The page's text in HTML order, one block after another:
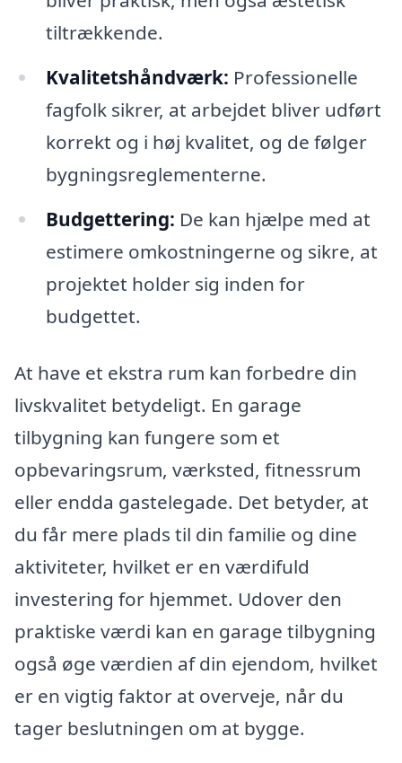
tiltrækkende.
Kvalitetshåndværk: Professionelle
fagfolk sikrer, at arbejdet bliver udført
korrekt og i høj kvalitet, og de følger
bygningsreglementerne.
Budgettering: De kan hjælpe med at
estimere omkostningerne og sikre, at
projektet holder sig inden for
budgettet.
At have et ekstra rum kan forbedre din
livskvalitet betydeligt. En garage
tilbygning kan fungere som et
opbevaringsrum, værksted, fitnessrum
eller endda gastelegade. Det betyder, at
du får mere plads til din familie og dine
aktiviteter, hvilket er en værdifuld
investering for hjemmet. Udover den
praktiske værdi kan en garage tilbygning
også øge værdien af din ejendom, hvilket
er en vigtig faktor at overveje, når du
tager beslutningen om at bygge.